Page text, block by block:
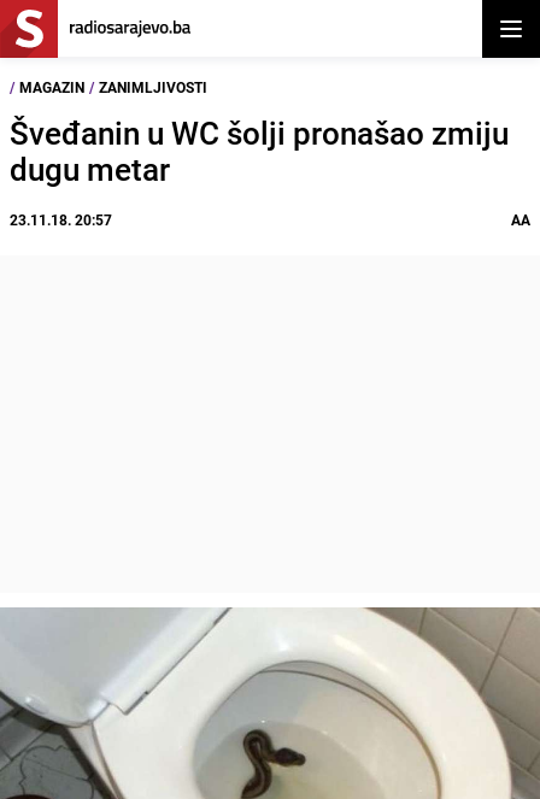
/ MAGAZIN / ZANIMLJIVOSTI
Šveđanin u WC šolji pronašao zmiju
dugu metar
23.11.18. 20:57 AA